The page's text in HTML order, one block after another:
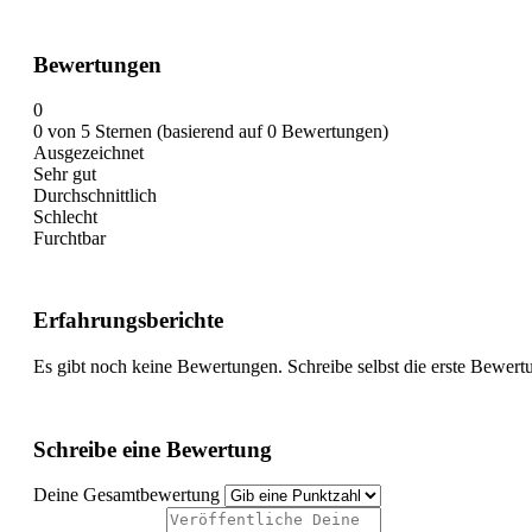
Bewertungen
0
0 von 5 Sternen (basierend auf 0 Bewertungen)
Ausgezeichnet
Sehr gut
Durchschnittlich
Schlecht
Furchtbar
Erfahrungsberichte
Es gibt noch keine Bewertungen. Schreibe selbst die erste
Schreibe eine Bewertung
Deine Gesamtbewertung